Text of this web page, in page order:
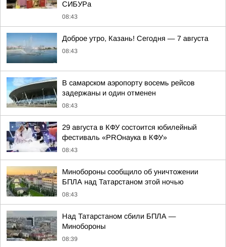
СИБУРа
08:43
Доброе утро, Казань! Сегодня — 7 августа
08:43
В самарском аэропорту восемь рейсов
задержаны и один отменен
08:43
29 августа в КФУ состоится юбилейный
фестиваль «PROнаука в КФУ»
08:43
Минобороны сообщило об уничтожении
БПЛА над Татарстаном этой ночью
08:43
Над Татарстаном сбили БПЛА —
Минобороны
08:39